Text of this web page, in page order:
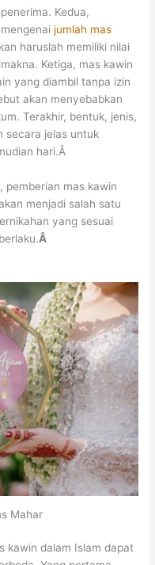
Kedua,
mengenaijumlah mas
haruslah memiliki nilai
Ketiga, mas kawin
yang diambil tanpa izin
akan menyebabkan
Terakhir, bentuk, jenis,
secara jelas untuk
hari.Â
pemberian mas kawin
menjadi salah satu
yang sesuai
Â
Mahar
kawin dalam Islam dapat